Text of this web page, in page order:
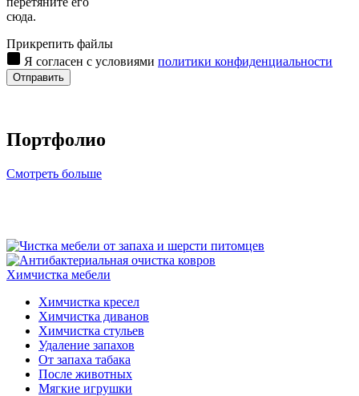
сюда.
Прикрепить файлы
Я согласен с условиями политики конфиденциальности
Отправить
Портфолио
Смотреть больше
Химчистка мебели
Химчистка кресел
Химчистка диванов
Химчистка стульев
Удаление запахов
От запаха табака
После животных
Мягкие игрушки